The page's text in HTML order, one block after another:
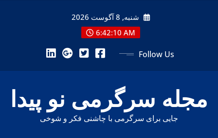
شنبه, 8 آگوست 2026
6:42:12 AM
Follow Us
مجله سرگرمی نو پیدا
جایی برای سرگرمی با چاشنی فکر و شوخی